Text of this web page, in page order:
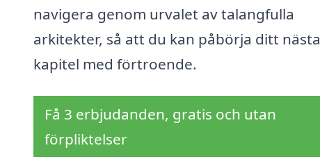
navigera genom urvalet av talangfulla
arkitekter, så att du kan påbörja ditt nästa
kapitel med förtroende.
Få 3 erbjudanden, gratis och utan
förpliktelser